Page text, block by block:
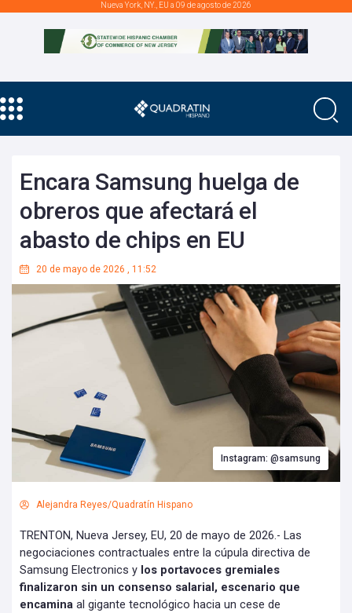
Nueva York, NY., EU a 09 de agosto de 2026
Encara Samsung huelga de
obreros que afectará el
abasto de chips en EU
20 de mayo de 2026 , 11:52
Instagram: @samsung
Alejandra Reyes/Quadratín Hispano
TRENTON, Nueva Jersey, EU, 20 de mayo de 2026.- Las
negociaciones contractuales entre la cúpula directiva de
Samsung Electronics y los portavoces gremiales
finalizaron sin un consenso salarial, escenario que
encamina al gigante tecnológico hacia un cese de